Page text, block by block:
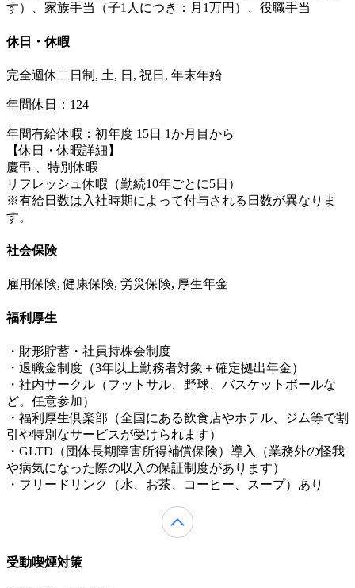
す）、家族手当（子1人につき：月1万円）、役職手当
休日・休暇
完全週休二日制, 土, 日, 祝日, 年末年始
年間休日：124
年間有給休暇：初年度 15日 1か月目から
【休日・休暇詳細】
慶弔 、特別休暇
リフレッシュ休暇（勤続10年ごとに5日）
※有給日数は入社時期によって付与される日数が異なりま
す。
社会保険
雇用保険, 健康保険, 労災保険, 厚生年金
福利厚生
・財形貯蓄・社員持株会制度
・退職金制度（3年以上勤務者対象＋確定拠出年金）
・社内サークル（フットサル、野球、バスケットボールな
ど。任意参加）
・福利厚生倶楽部（全国にある飲食店やホテル、ジム等で割
引や特別なサービスが受けられます）
・GLTD（団体長期障害所得補償保険）導入（業務外の怪我
や病気になった際の収入の保証制度があります）
・フリードリンク（水、お茶、コーヒー、スープ）あり
受動喫煙対策